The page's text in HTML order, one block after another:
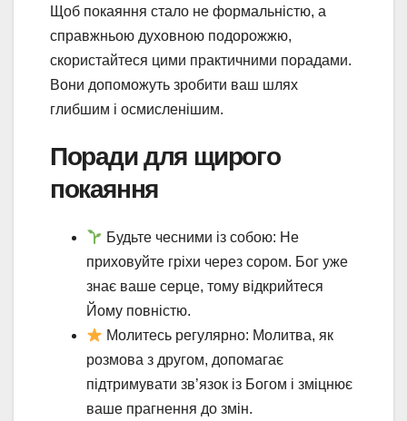
Щоб покаяння стало не формальністю, а
справжньою духовною подорожжю,
скористайтеся цими практичними порадами.
Вони допоможуть зробити ваш шлях
глибшим і осмисленішим.
Поради для щирого
покаяння
Будьте чесними із собою: Не
приховуйте гріхи через сором. Бог уже
знає ваше серце, тому відкрийтеся
Йому повністю.
Молитесь регулярно: Молитва, як
розмова з другом, допомагає
підтримувати зв’язок із Богом і зміцнює
ваше прагнення до змін.